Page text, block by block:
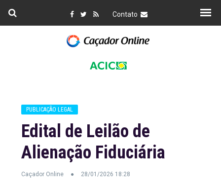
Contato
PUBLICAÇÃO LEGAL
Edital de Leilão de
Alienação Fiduciária
Caçador Online 28/01/2026 18:28